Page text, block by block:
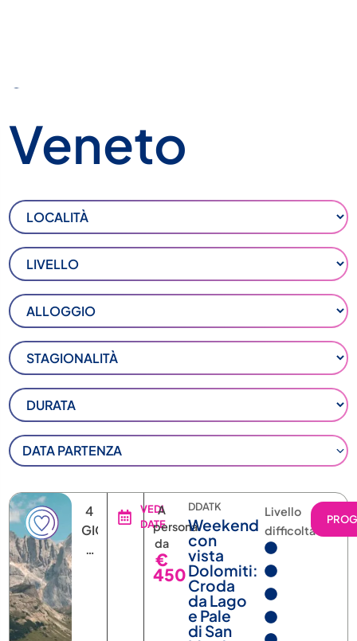
Veneto
4
GIORNI
3
DATE
A
persona
da
€
450
Weekend
con
vista
Dolomiti:
Croda
da Lago
e Pale
di San
Martino
Livello
difficoltà